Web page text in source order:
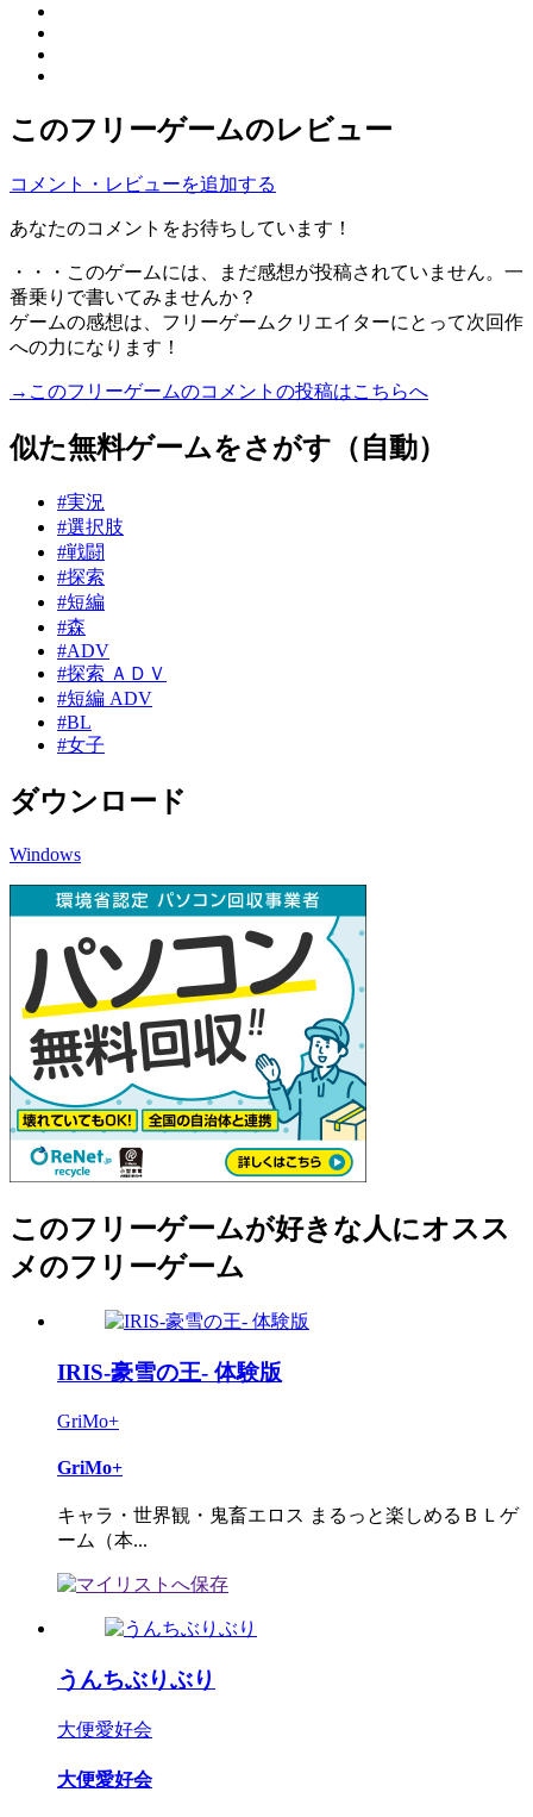
このフリーゲームのレビュー
コメント・レビューを追加する
あなたのコメントをお待ちしています！
・・・このゲームには、まだ感想が投稿されていません。一
番乗りで書いてみませんか？
ゲームの感想は、フリーゲームクリエイターにとって次回作
への力になります！
→このフリーゲームのコメントの投稿はこちらへ
似た無料ゲームをさがす（自動）
#実況
#選択肢
#戦闘
#探索
#短編
#森
#ADV
#探索 ＡＤＶ
#短編 ADV
#BL
#女子
ダウンロード
Windows
このフリーゲームが好きな人にオスス
メのフリーゲーム
IRIS-豪雪の王- 体験版
GriMo+
GriMo+
キャラ・世界観・鬼畜エロス まるっと楽しめるＢＬゲ
ーム（本...
うんちぶりぶり
大便愛好会
大便愛好会